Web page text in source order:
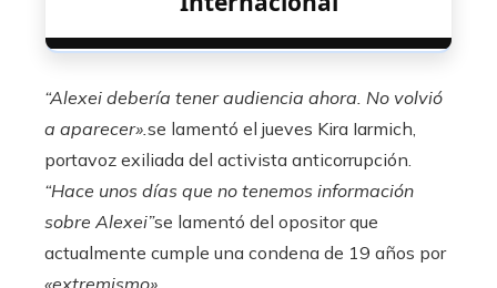
“Alexei debería tener audiencia ahora. No volvió
a aparecer».se lamentó el jueves Kira Iarmich,
portavoz exiliada del activista anticorrupción.
“Hace unos días que no tenemos información
sobre Alexei”se lamentó del opositor que
actualmente cumple una condena de 19 años por